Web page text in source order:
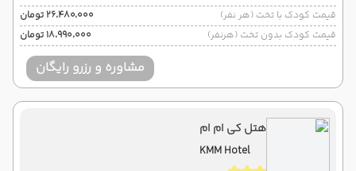
قیمت کودک با تخت (هر نفر)
۲۶٬۴۸۰٬۰۰۰ تومان
قیمت کودک بدون تخت (هرنفر)
۱۸٬۹۹۰٬۰۰۰ تومان
مشاوره و رزرو رایگان
هتل کی ام ام
KMM Hotel